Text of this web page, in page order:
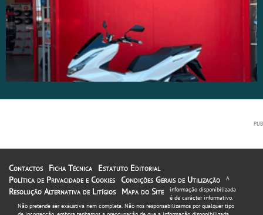
Contactos Ficha Técnica
Estatuto Editorial
Política de Privacidade e Cookies Condições Gerais de Utilização
Resolução Alternativa de Litígios
Mapa do Site
A
informação disponibilizada
é de carácter informativo.
Não pretende ser exaustiva nem completa. Não nos responsabilizamos por qualquer tipo